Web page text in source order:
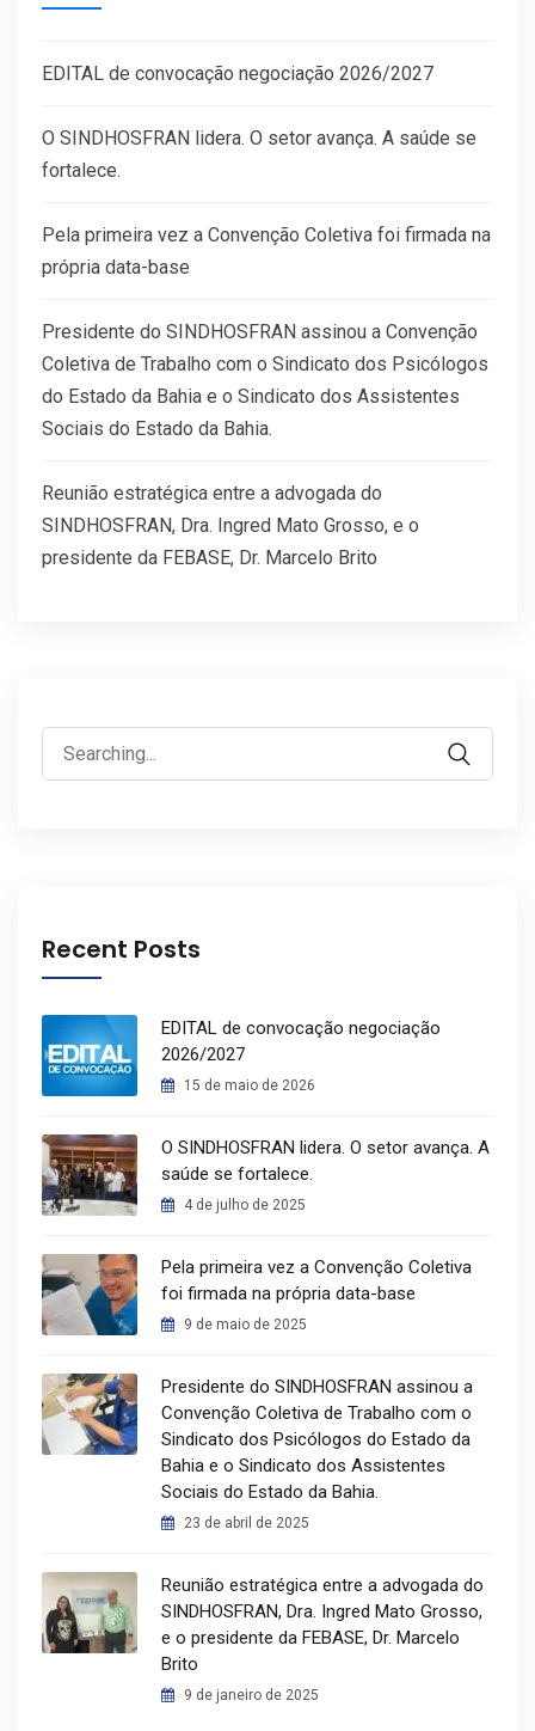
EDITAL de convocação negociação 2026/2027
O SINDHOSFRAN lidera. O setor avança. A saúde se
fortalece.
Pela primeira vez a Convenção Coletiva foi firmada na
própria data-base
Presidente do SINDHOSFRAN assinou a Convenção
Coletiva de Trabalho com o Sindicato dos Psicólogos
do Estado da Bahia e o Sindicato dos Assistentes
Sociais do Estado da Bahia.
Reunião estratégica entre a advogada do
SINDHOSFRAN, Dra. Ingred Mato Grosso, e o
presidente da FEBASE, Dr. Marcelo Brito
Search
for:
Recent Posts
EDITAL de convocação negociação
2026/2027
15 de maio de 2026
O SINDHOSFRAN lidera. O setor avança. A
saúde se fortalece.
4 de julho de 2025
Pela primeira vez a Convenção Coletiva
foi firmada na própria data-base
9 de maio de 2025
Presidente do SINDHOSFRAN assinou a
Convenção Coletiva de Trabalho com o
Sindicato dos Psicólogos do Estado da
Bahia e o Sindicato dos Assistentes
Sociais do Estado da Bahia.
23 de abril de 2025
Reunião estratégica entre a advogada do
SINDHOSFRAN, Dra. Ingred Mato Grosso,
e o presidente da FEBASE, Dr. Marcelo
Brito
9 de janeiro de 2025